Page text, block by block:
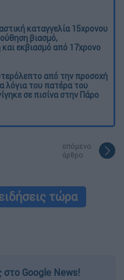
καταγγελία 15χρονου
βιασμό,
εκβιασμό από 17χρονο
από την προσοχή
λόγια του πατέρα του
σε πισίνα στην Πάρο
επόμενο
άρθρο
τώρα
Google News!